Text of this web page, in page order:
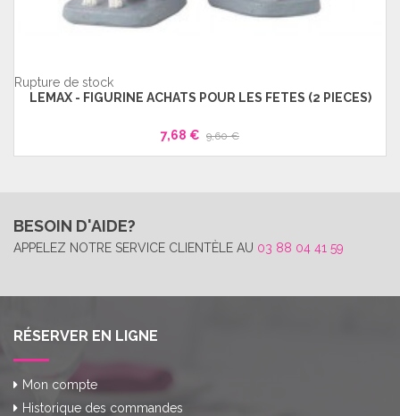
Rupture de stock
LEMAX - FIGURINE ACHATS POUR LES FETES (2 PIECES)
7,68 € 9,60 €
BESOIN D'AIDE?
APPELEZ NOTRE SERVICE CLIENTÈLE AU 03 88 04 41 59
RÉSERVER EN LIGNE
Mon compte
Historique des commandes